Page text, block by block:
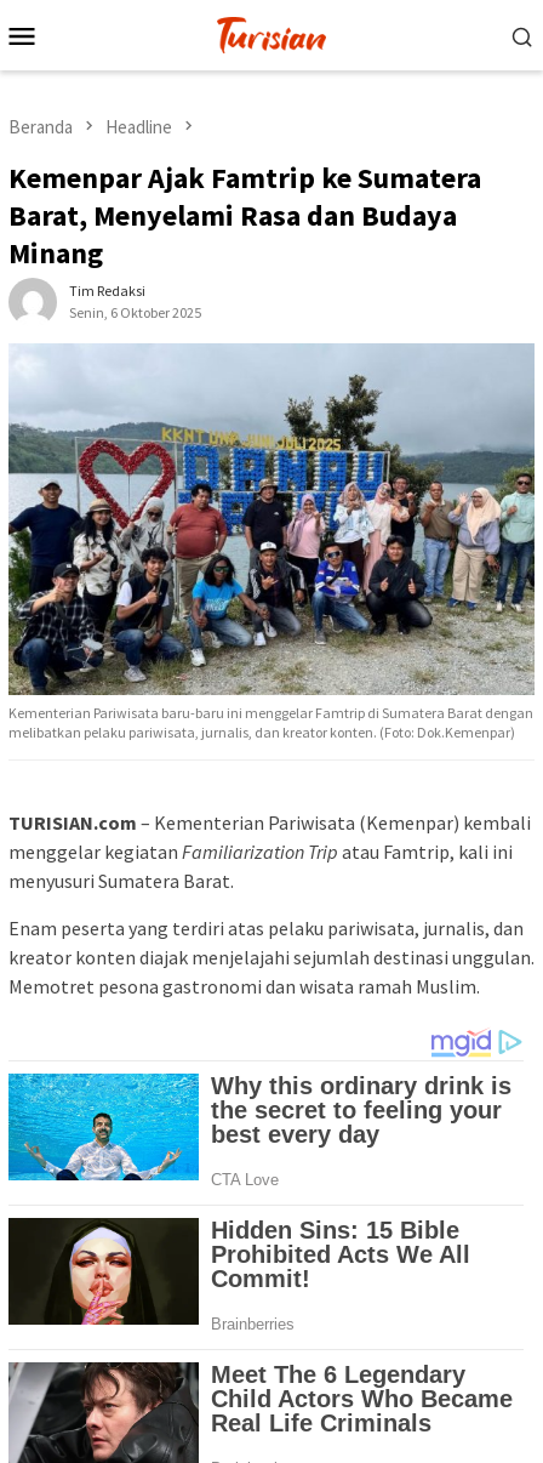
ke
Mobile
Beranda Headline
Kemenpar Ajak Famtrip ke Sumatera
Barat, Menyelami Rasa dan Budaya
Minang
Tim Redaksi
Senin, 6 Oktober 2025
Kementerian Pariwisata baru-baru ini menggelar Famtrip di Sumatera Barat dengan
melibatkan pelaku pariwisata, jurnalis, dan kreator konten. (Foto: Dok.Kemenpar)
TURISIAN.com – Kementerian Pariwisata (Kemenpar) kembali
menggelar kegiatan Familiarization Trip atau Famtrip, kali ini
menyusuri Sumatera Barat.
Enam peserta yang terdiri atas pelaku pariwisata, jurnalis, dan
kreator konten diajak menjelajahi sejumlah destinasi unggulan.
Memotret pesona gastronomi dan wisata ramah Muslim.